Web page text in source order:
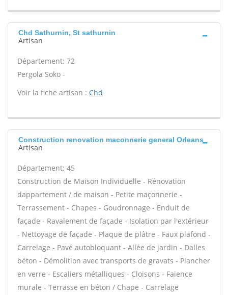
Chd Sathurnin, St sathurnin
Artisan
Département: 72
Pergola Soko -
Voir la fiche artisan : Chd
Construction renovation maconnerie general Orleans
Artisan
Département: 45
Construction de Maison Individuelle - Rénovation
dappartement / de maison - Petite maçonnerie -
Terrassement - Chapes - Goudronnage - Enduit de
façade - Ravalement de façade - Isolation par l'extérieur
- Nettoyage de façade - Plaque de plâtre - Faux plafond -
Carrelage - Pavé autobloquant - Allée de jardin - Dalles
béton - Démolition avec transports de gravats - Plancher
en verre - Escaliers métalliques - Cloisons - Faïence
murale - Terrasse en béton / Chape - Carrelage